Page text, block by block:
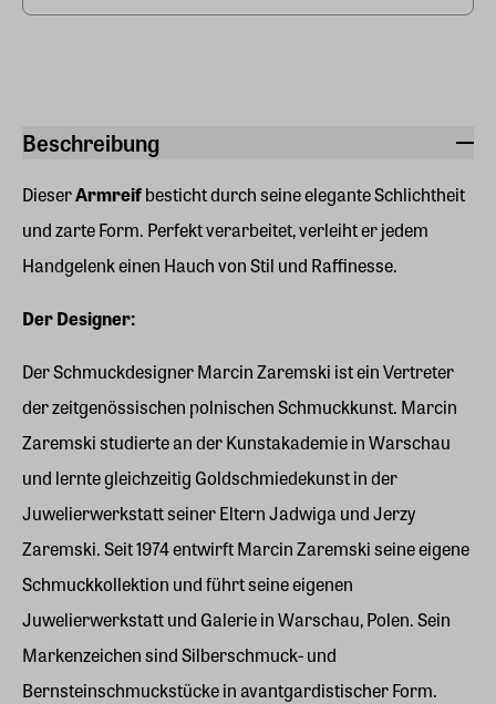
Beschreibung
DieserArmreifbesticht durch seine elegante Schlichtheit
und zarte Form. Perfekt verarbeitet, verleiht er jedem
Handgelenk einen Hauch von Stil und Raffinesse.
Der Designer:
Der Schmuckdesigner Marcin Zaremski ist ein Vertreter
der zeitgenössischen polnischen Schmuckkunst. Marcin
Zaremski studierte an der Kunstakademie in Warschau
und lernte gleichzeitig Goldschmiedekunst in der
Juwelierwerkstatt seiner Eltern Jadwiga und Jerzy
Zaremski. Seit 1974 entwirft Marcin Zaremski seine eigene
Schmuckkollektion und führt seine eigenen
Juwelierwerkstatt und Galerie in Warschau, Polen. Sein
Markenzeichen sind Silberschmuck- und
Bernsteinschmuckstücke in avantgardistischer Form.